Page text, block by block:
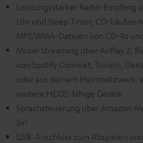
Leistungsstarker Radio-Empfang
Uhr und Sleep Timer, CD-
MP3/WMA-Dateien von CD-Rs
Musik-Streaming über AirPlay 2,
von Spotify Conncet, TuneIn,
oder aus deinem Heimnetzwerk,
weitere HEOS-fähige Geräte
Sprachsteuerung über Amazon
Siri
USB-Anschluss zum Abspielen